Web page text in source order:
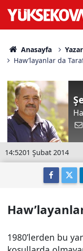
Anasayfa
Haw’layanlar da
14:5201 Şubat 2014
1980’lerden bu